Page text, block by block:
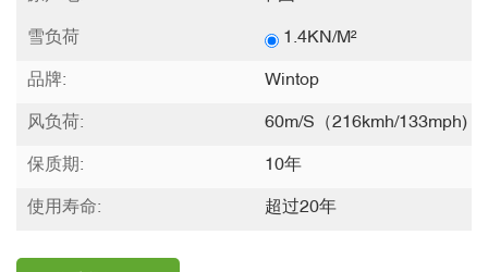
雪负荷 1.4KN/m²
品牌: Wintop
风负荷: 60m/s（216kmh/133mph)
保质期: 10年
使用寿命: 超过20年